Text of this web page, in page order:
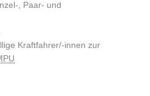
, Paar- und
Kraftfahrer/-innen zur